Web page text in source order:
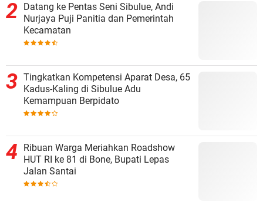
Datang ke Pentas Seni Sibulue, Andi
Nurjaya Puji Panitia dan Pemerintah
Kecamatan
Tingkatkan Kompetensi Aparat Desa, 65
Kadus-Kaling di Sibulue Adu
Kemampuan Berpidato
Ribuan Warga Meriahkan Roadshow
HUT RI ke 81 di Bone, Bupati Lepas
Jalan Santai